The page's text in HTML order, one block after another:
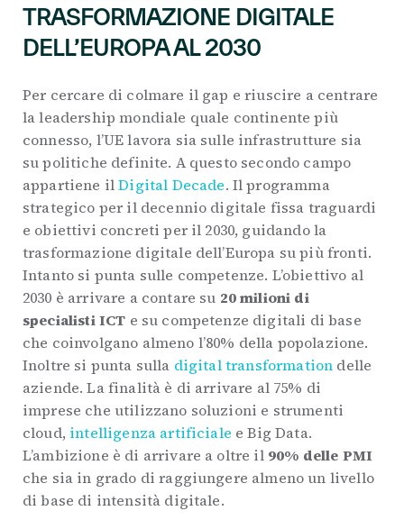
TRASFORMAZIONE DIGITALE
DELL’EUROPA AL 2030
Per cercare di colmare il gap e riuscire a centrare
la leadership mondiale quale continente più
connesso, l’UE lavora sia sulle infrastrutture sia
su politiche definite. A questo secondo campo
appartiene ilDigital Decade. Il programma
strategico per il decennio digitale fissa traguardi
e obiettivi concreti per il 2030, guidando la
trasformazione digitale dell’Europa su più fronti.
Intanto si punta sulle competenze. L’obiettivo al
2030 è arrivare a contare su 20 milioni di
specialisti ICT e su competenze digitali di base
che coinvolgano almeno l’80% della popolazione.
Inoltre si punta sulla digital transformation delle
aziende. La finalità è di arrivare al 75% di
imprese che utilizzano soluzioni e strumenti
cloud, intelligenza artificiale e Big Data.
L’ambizione è di arrivare a oltre il 90% delle PMI
che sia in grado di raggiungere almeno un livello
di base di intensità digitale.